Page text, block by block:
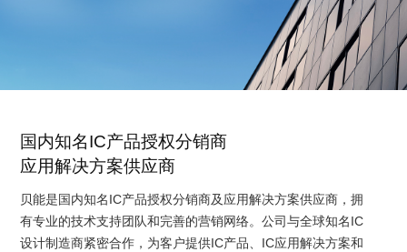
国内知名IC产品授权分销商
应用解决方案供应商
贝能是国内知名IC产品授权分销商及应用解决方案供应商，拥
有专业的技术支持团队和完善的营销网络。公司与全球知名IC
设计制造商紧密合作，为客户提供IC产品、IC应用解决方案和